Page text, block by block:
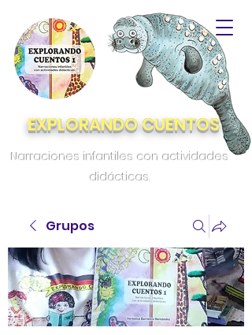
EXPLORANDO CUENTOS
Narraciones infantiles con actividades
didácticas.
Grupos